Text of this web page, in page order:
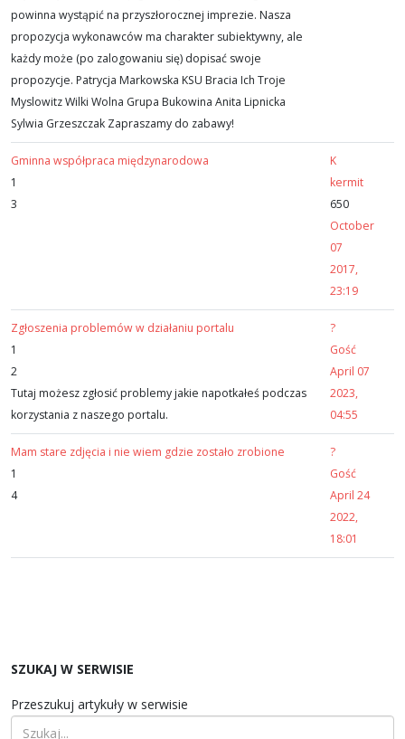
powinna wystąpić na przyszłorocznej imprezie. Nasza
propozycja wykonawców ma charakter subiektywny, ale
każdy może (po zalogowaniu się) dopisać swoje
propozycje. Patrycja Markowska KSU Bracia Ich Troje
Myslowitz Wilki Wolna Grupa Bukowina Anita Lipnicka
Sylwia Grzeszczak Zapraszamy do zabawy!
Gminna współpraca międzynarodowa
1
3
K
kermit
650
October
07
2017,
23:19
Zgłoszenia problemów w działaniu portalu
1
2
Tutaj możesz zgłosić problemy jakie napotkałeś podczas
korzystania z naszego portalu.
?
Gość
April 07
2023,
04:55
Mam stare zdjęcia i nie wiem gdzie zostało zrobione
1
4
?
Gość
April 24
2022,
18:01
SZUKAJ W SERWISIE
Przeszukuj artykuły w serwisie